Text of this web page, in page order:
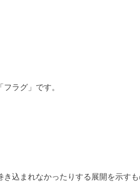
ラグ」です。
込まれなかったりする展開を示すも